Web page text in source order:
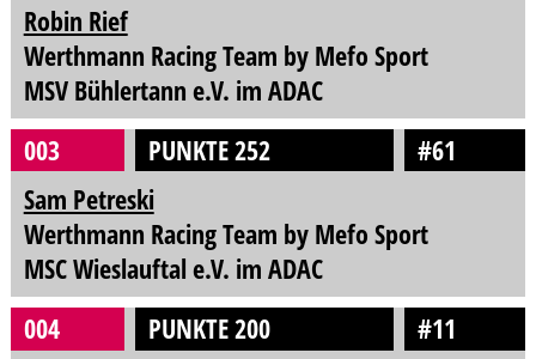
Robin Rief
Werthmann Racing Team by Mefo Sport
MSV Bühlertann e.V. im ADAC
003
PUNKTE 252
#61
Sam Petreski
Werthmann Racing Team by Mefo Sport
MSC Wieslauftal e.V. im ADAC
004
PUNKTE 200
#11